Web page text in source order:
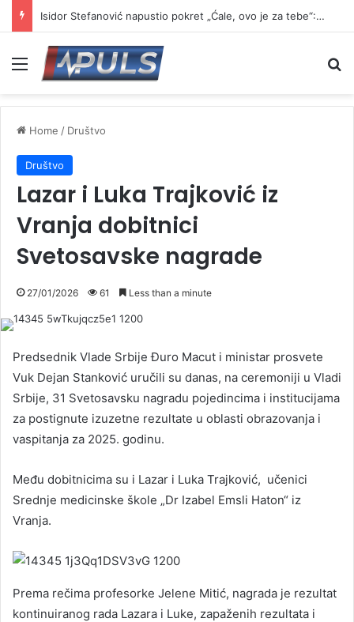
Isidor Stefanović napustio pokret „Ćale, ovo je za tebe“: Najavio formiranje novog pokreta
Menu
Home / Društvo
Društvo
Lazar i Luka Trajković iz
Vranja dobitnici
Svetosavske nagrade
27/01/2026 61 Less than a minute
Predsednik Vlade Srbije Đuro Macut i ministar prosvete
Vuk Dejan Stanković uručili su danas, na ceremoniji u Vladi
Srbije, 31 Svetosavsku nagradu pojedincima i institucijama
za postignute izuzetne rezultate u oblasti obrazovanja i
vaspitanja za 2025. godinu.
Među dobitnicima su i Lazar i Luka Trajković, učenici
Srednje medicinske škole „Dr Izabel Emsli Haton“ iz
Vranja.
Prema rečima profesorke Jelene Mitić, nagrada je rezultat
kontinuiranog rada Lazara i Luke, zapaženih rezultata i